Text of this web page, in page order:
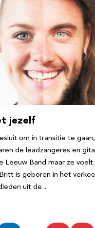
jezelf
om in transitie te
de leadzangeres en
Leeuw Band maar ze
is geboren in het
uit de…